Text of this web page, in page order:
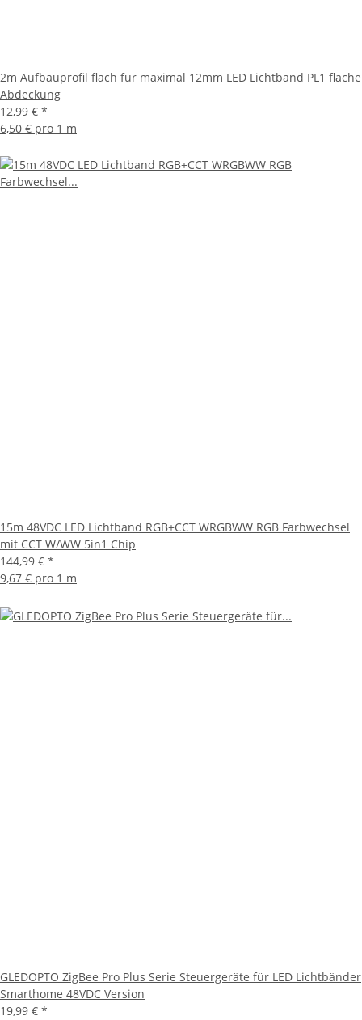
2m Aufbauprofil flach für maximal 12mm LED Lichtband PL1 flache
Abdeckung
12,99 € *
6,50 € pro 1 m
15m 48VDC LED Lichtband RGB+CCT WRGBWW RGB Farbwechsel
mit CCT W/WW 5in1 Chip
144,99 € *
9,67 € pro 1 m
GLEDOPTO ZigBee Pro Plus Serie Steuergeräte für LED Lichtbänder
Smarthome 48VDC Version
19,99 € *